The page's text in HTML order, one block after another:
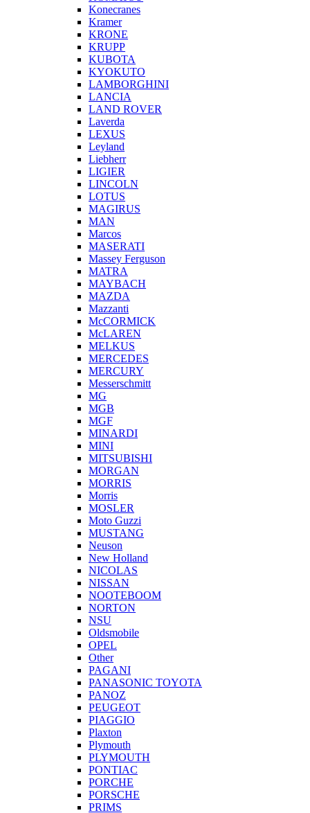
Konecranes
Kramer
KRONE
KRUPP
KUBOTA
KYOKUTO
LAMBORGHINI
LANCIA
LAND ROVER
Laverda
LEXUS
Leyland
Liebherr
LIGIER
LINCOLN
LOTUS
MAGIRUS
MAN
Marcos
MASERATI
Massey Ferguson
MATRA
MAYBACH
MAZDA
Mazzanti
McCORMICK
McLAREN
MELKUS
MERCEDES
MERCURY
Messerschmitt
MG
MGB
MGF
MINARDI
MINI
MITSUBISHI
MORGAN
MORRIS
Morris
MOSLER
Moto Guzzi
MUSTANG
Neuson
New Holland
NICOLAS
NISSAN
NOOTEBOOM
NORTON
NSU
Oldsmobile
OPEL
Other
PAGANI
PANASONIC TOYOTA
PANOZ
PEUGEOT
PIAGGIO
Plaxton
Plymouth
PLYMOUTH
PONTIAC
PORCHE
PORSCHE
PRIMS